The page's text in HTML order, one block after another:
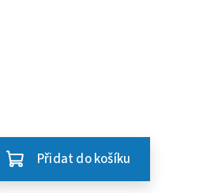
Přidat do košíku